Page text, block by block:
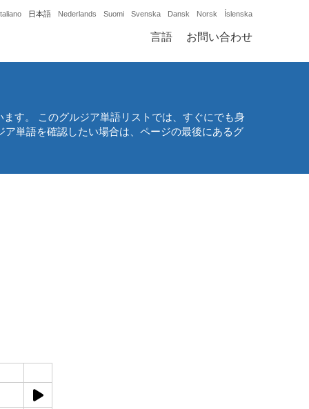
日本語 Nederlands Suomi Svenska Dansk Norsk Íslenska
言語 お問い合わせ
す。 このグルジア単語リストでは、すぐにでも身
単語を確認したい場合は、ページの最後にあるグ